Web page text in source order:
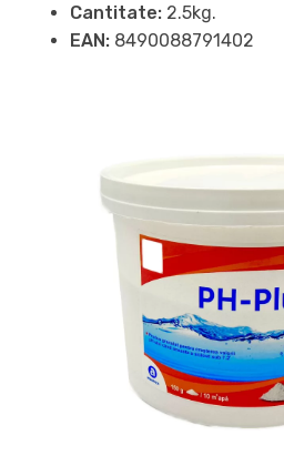
Cantitate: 2.5kg.
EAN: 8490088791402